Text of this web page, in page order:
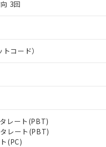
3回
コード）
レート(PBT)
レート(PBT)
(PC)